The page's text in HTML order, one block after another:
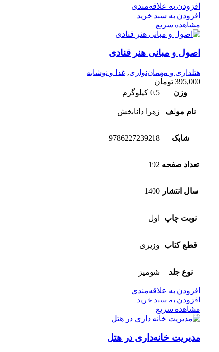
افزودن به علاقه‌مندی
افزودن به سبد خرید
مشاهده سریع
اصول و مبانی هنر قنادی
هتلداری و مهمان‌نوازی, غذا و نوشابه
395,000 تومان
وزن
0.5 کیلوگرم
نام مولف زهرا دانابخش
شابک 9786227239218
تعداد صفحه 192
سال انتشار 1400
نوبت چاپ اول
قطع کتاب وزیری
نوع جلد شومیز
افزودن به علاقه‌مندی
افزودن به سبد خرید
مشاهده سریع
مدیریت خانه‌داری در هتل